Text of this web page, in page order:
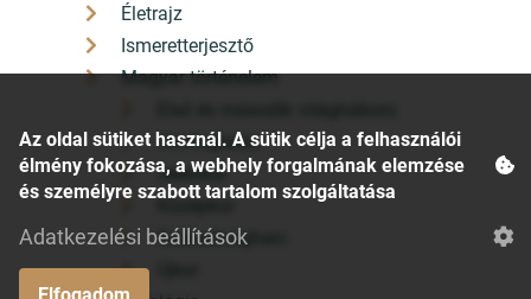
Életrajz
Ismeretterjesztő
Magyar történelem
Honfoglalás
Jelenkor
Középkor
Szabadságharc
Az oldal sütiket használ. A sütik célja a felhasználói
élmény fokozása, a webhely forgalmának elemzése
és személyre szabott tartalom szolgáltatása
Adatkezelési beállítások